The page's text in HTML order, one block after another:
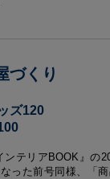
づくり
ズ120
テリアBOOK』の
った前号同様、「